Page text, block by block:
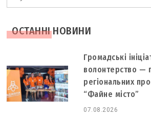
шукали
ОСТАННІ НОВИНИ
Громадські
волонтерство —
регіональних
“Файне місто”
07.08.2026